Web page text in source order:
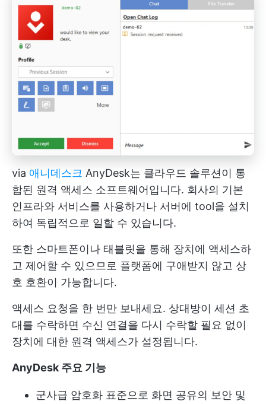
via 애니데스크 AnyDesk는 클라우드 솔루션이 통
합된 원격 액세스 소프트웨어입니다. 회사의 기본
인프라와 서비스를 사용하거나 서버에 tool을 설치
하여 독립적으로 일할 수 있습니다.
또한 스마트폰이나 태블릿을 통해 장치에 액세스하
고 제어할 수 있으므로 플랫폼에 구애받지 않고 상
호 호환이 가능합니다.
액세스 요청을 한 번만 보내세요. 상대방이 세션 초
대를 수락하면 수신 연결을 다시 수락할 필요 없이
장치에 대한 원격 액세스가 설정됩니다.
AnyDesk 주요 기능
군사급 암호화 표준으로 화면 공유의 보안 및